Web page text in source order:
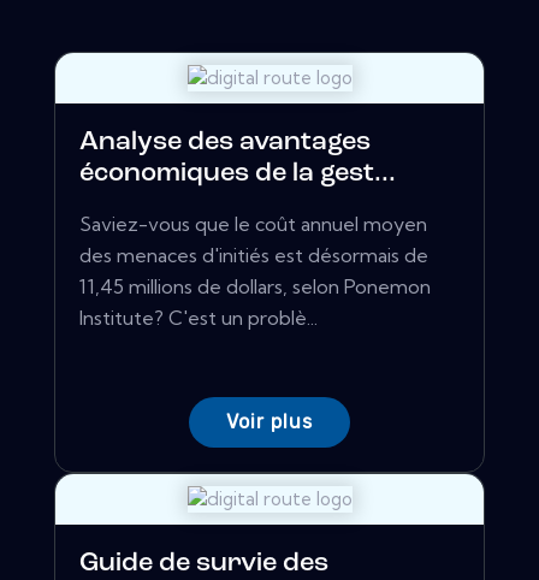
Analyse des avantages
économiques de la gest...
Saviez-vous que le coût annuel moyen
des menaces d'initiés est désormais de
11,45 millions de dollars, selon Ponemon
Institute? C'est un problè...
Voir plus
Guide de survie des